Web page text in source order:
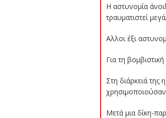
Η αστυνομία
τραυματιστεί
Αλλοι έξι
Για τη
Στη διάρκειά
Μετά μια δίκη-